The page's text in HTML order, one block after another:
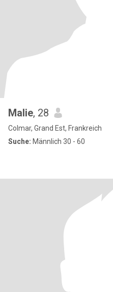
Malie, 28
Colmar, Grand Est, Frankreich
Suche: Männlich 30 - 60